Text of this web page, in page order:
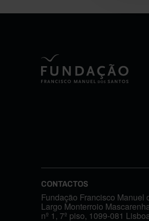
CONTACTOS
Fundação Francisco Manuel
Largo Monterroio
nº 1, 7º piso, 1099-081